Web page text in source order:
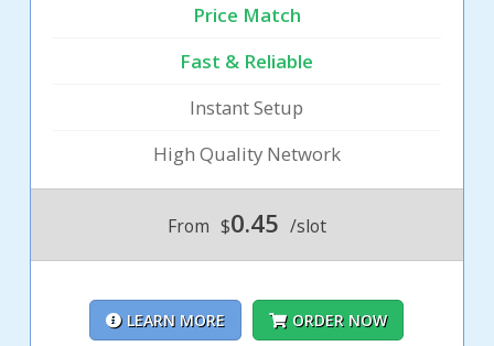
Price Match
Fast & Reliable
Instant Setup
High Quality Network
From $0.45 /slot
LEARN MORE ORDER NOW